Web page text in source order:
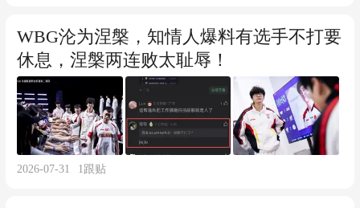
WBG沦为涅槃，知情人爆料有选手不打要
休息，涅槃两连败太耻辱！
2026-07-31 1跟贴